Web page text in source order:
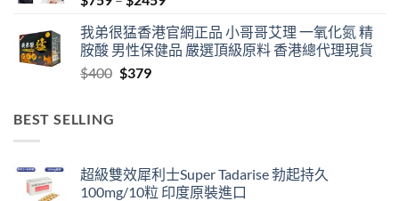
$759
through
我弟很猛香港官網正品 小哥哥艾理 一氧化氮 精
胺酸 男性保健品 嚴選頂級原料 香港總代理現貨
$400 Original
$379Current
BEST SELLING
超級雙效犀利士Super Tadarise 勃起持久
100mg/10粒 印度原裝進口